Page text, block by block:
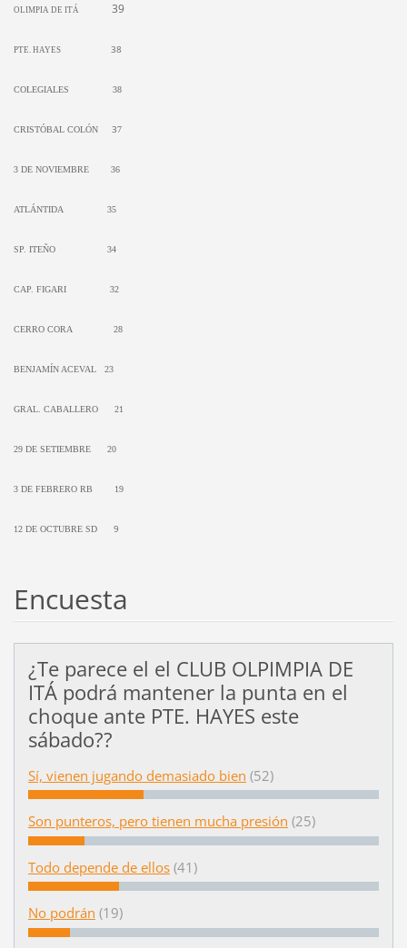
OLIMPIA DE ITÁ 39
PTE. HAYES 38
COLEGIALES 38
CRISTÓBAL COLÓN 37
3 DE NOVIEMBRE 36
ATLÁNTIDA 35
SP. ITEÑO 34
CAP. FIGARI 32
CERRO CORA 28
BENJAMÍN ACEVAL 23
GRAL. CABALLERO 21
29 DE SETIEMBRE 20
3 DE FEBRERO RB 19
12 DE OCTUBRE SD9
Encuesta
¿Te parece el el CLUB OLPIMPIA DE
ITÁ podrá mantener la punta en el
choque ante PTE. HAYES este
sábado??
Sí, vienen jugando demasiado bien (52)
Son punteros, pero tienen mucha presión (25)
Todo depende de ellos (41)
No podrán (19)